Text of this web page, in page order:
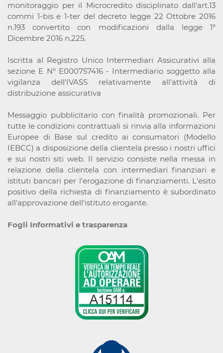
monitoraggio per il Microcredito disciplinato dall'art.13
commi 1-bis e 1-ter del decreto legge 22 Ottobre 2016
n.193 convertito con modificazioni dalla legge 1°
Dicembre 2016 n.225.
Iscritta al Registro Unico Intermediari Assicurativi alla
sezione E N° E000757416 - Intermediario soggetto alla
vigilanza dell'IVASS relativamente all'attività di
distribuzione assicurativa
Messaggio pubblicitario con finalità promozionali. Per
tutte le condizioni contrattuali si rinvia alla informazioni
Europee di Base sul credito ai consumatori (Modello
IEBCC) a disposizione della clientela presso i nostri uffici
e sui nostri siti web. Il servizio consiste nella messa in
relazione della clientela con intermediari finanziari e
istituti bancari per l'erogazione di finanziamenti. L'esito
positivo della richiesta di finanziamento è subordinato
all'approvazione dell'istituto erogante.
Fogli Informativi e trasparenza